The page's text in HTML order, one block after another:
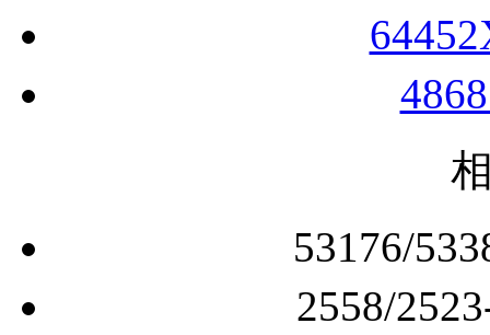
53176/
2558/